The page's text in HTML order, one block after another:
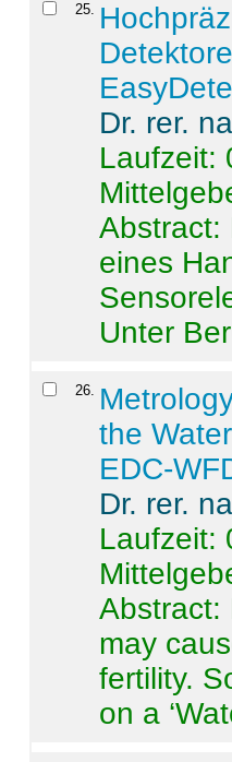
25.
Dr. rer.
Laufzeit:
Abstract:
eines
Unter
26.
the
EDC-
Dr. rer.
Laufzeit:
Abstract:
may
fertility.
on a